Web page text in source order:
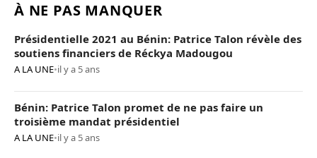
À NE PAS MANQUER
Présidentielle 2021 au Bénin: Patrice Talon révèle des
soutiens financiers de Réckya Madougou
A LA UNE•il y a 5 ans
Bénin: Patrice Talon promet de ne pas faire un
troisième mandat présidentiel
A LA UNE•il y a 5 ans